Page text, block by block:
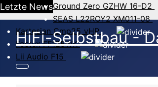
Letzte NewsGround Zero GZHW 16-D2
SEAS L22ROY2 XM011-08
Kartesian Cmp25_vHP
Fostex FF125WK
Lii Audio F15
HiFi-Selbstbau -